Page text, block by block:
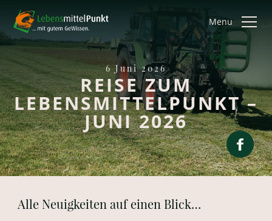
Menu
6 Juni 2026
REISE ZUM
LEBENSMITTELPUNKT –
JUNI 2026
Alle Neuigkeiten auf einen Blick…